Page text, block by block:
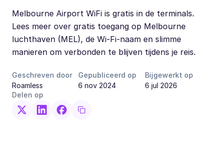
Melbourne Airport WiFi is gratis in de terminals.
Lees meer over gratis toegang op Melbourne
luchthaven (MEL), de Wi-Fi-naam en slimme
manieren om verbonden te blijven tijdens je reis.
Geschreven door
Roamless
Gepubliceerd op
6 nov 2024
Bijgewerkt op
6 jul 2026
Delen op